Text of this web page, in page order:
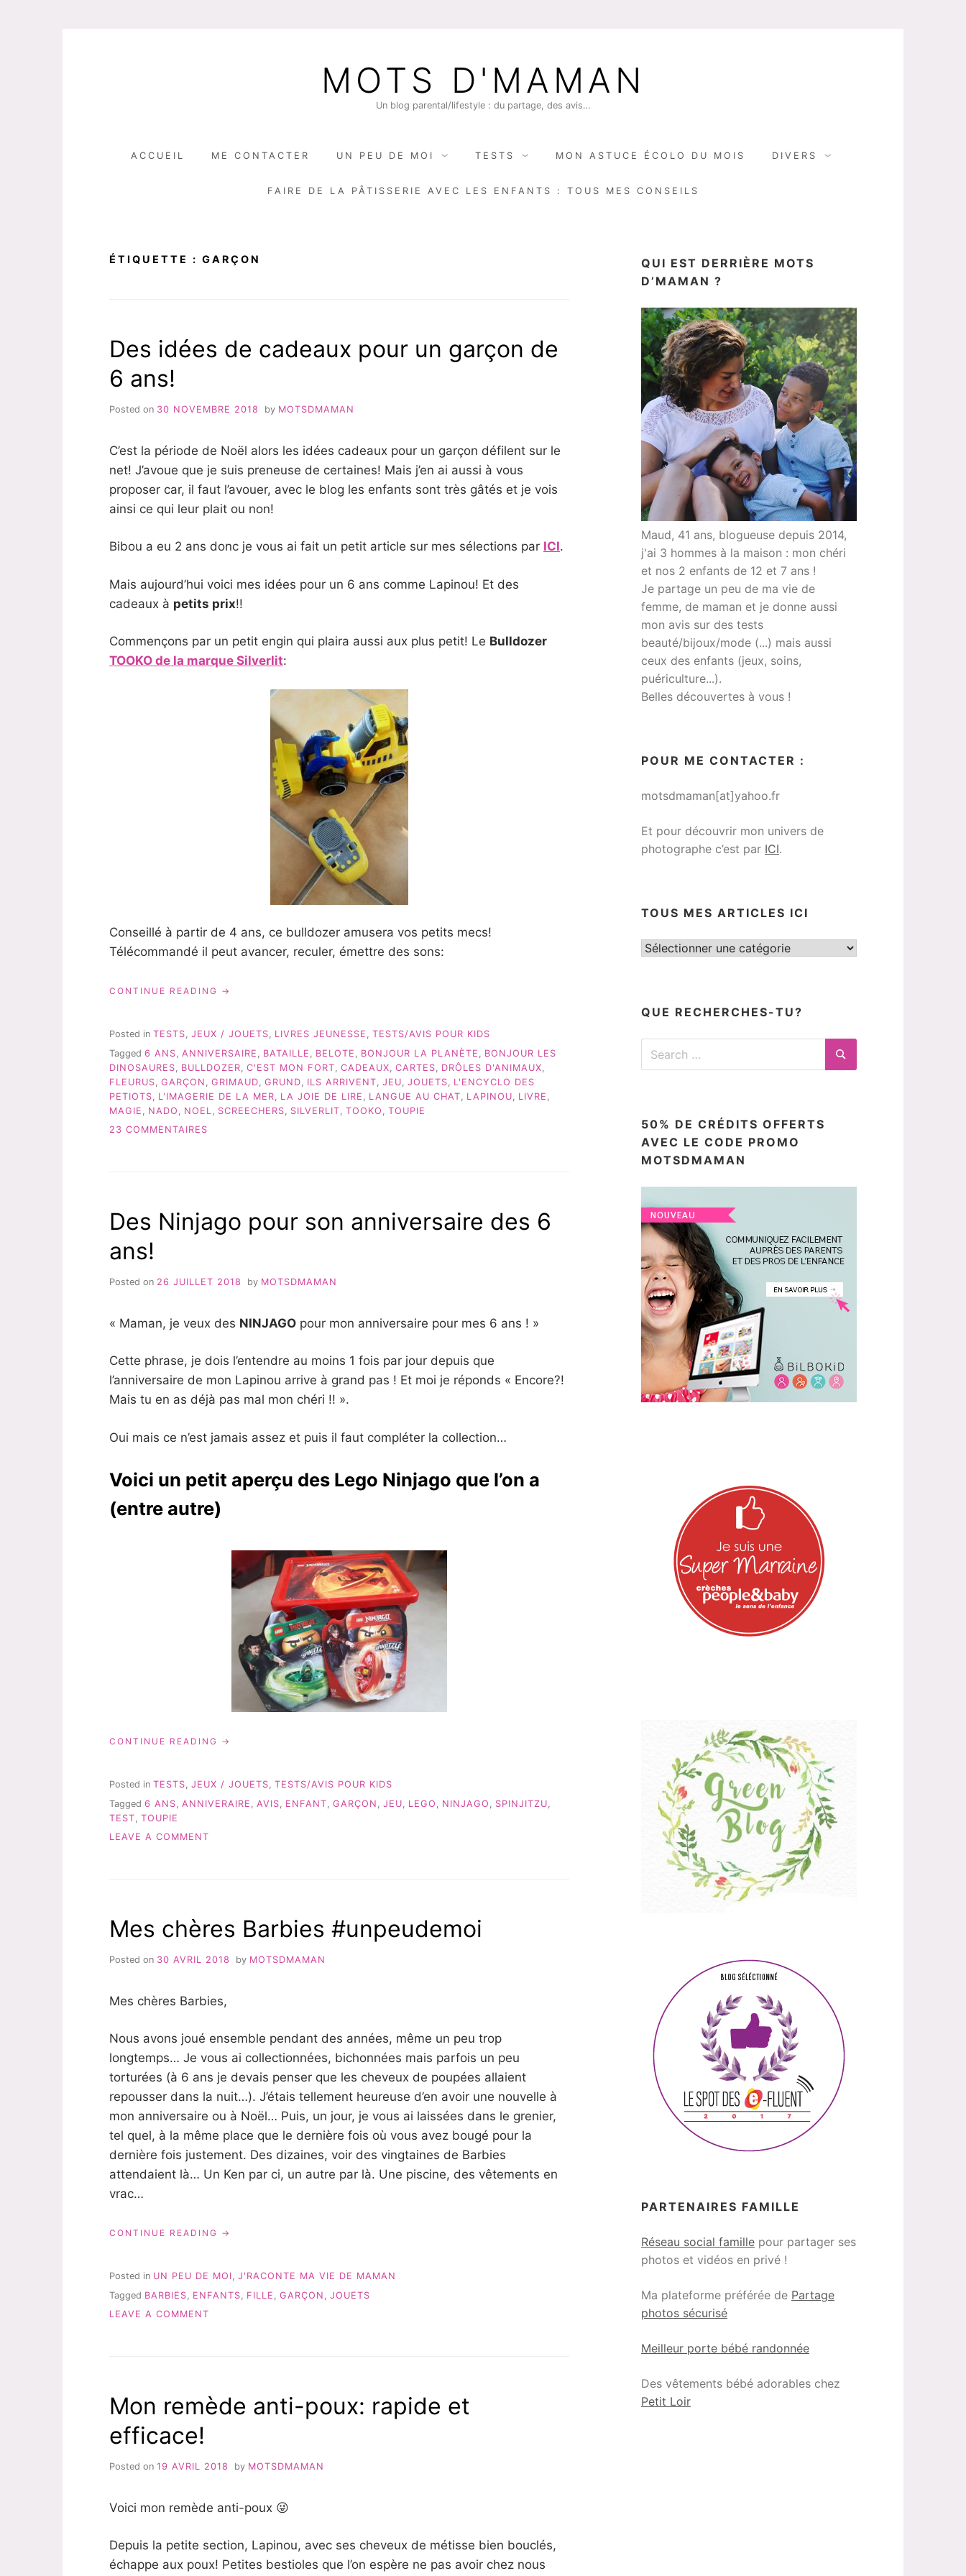
MOTS D'MAMAN
Un blog parental/lifestyle : du partage, des avis…
ACCUEIL ME CONTACTER UN PEU DE MOI TESTS MON ASTUCE ÉCOLO DU MOIS DIVERS
FAIRE DE LA PÂTISSERIE AVEC LES ENFANTS : TOUS MES CONSEILS
ÉTIQUETTE : GARÇON
Des idées de cadeaux pour un garçon de
6 ans!
Posted on 30 NOVEMBRE 2018 by MOTSDMAMAN
C’est la période de Noël alors les idées cadeaux pour un garçon défilent sur le
net! J’avoue que je suis preneuse de certaines! Mais j’en ai aussi à vous
proposer car, il faut l’avouer, avec le blog les enfants sont très gâtés et je vois
ainsi ce qui leur plait ou non!
Bibou a eu 2 ans donc je vous ai fait un petit article sur mes sélections par ICI.
Mais aujourd’hui voici mes idées pour un 6 ans comme Lapinou! Et des
cadeaux à petits prix!!
Commençons par un petit engin qui plaira aussi aux plus petit! Le Bulldozer
TOOKO de la marque Silverlit:
Conseillé à partir de 4 ans, ce bulldozer amusera vos petits mecs!
Télécommandé il peut avancer, reculer, émettre des sons:
CONTINUE READING « DES
CADEAUX
UN
GARÇON
DE
6
ANS! »
Posted in TESTS, JEUX / JOUETS, LIVRES JEUNESSE , TESTS/AVIS POUR KIDS
Tagged 6 ANS ANNIVERSAIRE BATAILLE BELOTE BONJOUR LA PLANÈTE
BONJOUR LES
DINOSAURES
BULLDOZER C'EST MON FORT CADEAUX CARTES DRÔLES D'ANIMAUX
FLEURUS GARÇON GRIMAUD GRUND ILS ARRIVENT JEU JOUETS
L'ENCYCLO DES
PETIOTS
L'IMAGERIE DE LA MER LA JOIE DE LIRE LANGUE AU CHAT LAPINOU LIVRE
MAGIE
NADO NOEL SCREECHERS SILVERLIT TOOKO
TOUPIE
23 COMMENTAIRES
UN
GARÇON
Des Ninjago pour son anniversaire des 6
ans!
Posted on 26 JUILLET 2018 by MOTSDMAMAN
« Maman, je veux des NINJAGO pour mon anniversaire pour mes 6 ans ! »
Cette phrase, je dois l’entendre au moins 1 fois par jour depuis que
l’anniversaire de mon Lapinou arrive à grand pas ! Et moi je réponds « Encore?!
Mais tu en as déjà pas mal mon chéri !! ».
Oui mais ce n’est jamais assez et puis il faut compléter la collection…
Voici un petit aperçu des Lego Ninjago que l’on a
(entre autre)
CONTINUE READING « DES
SON
DES
Posted in TESTS, JEUX / JOUETS, TESTS/AVIS POUR KIDS
Tagged 6 ANS ANNIVERAIRE AVIS ENFANT GARÇON JEU LEGO NINJAGO SPINJITZU
TEST TOUPIE
LEAVE A COMMENT
DES
6
Mes chères Barbies #unpeudemoi
Posted on 30 AVRIL 2018 by MOTSDMAMAN
Mes chères Barbies,
Nous avons joué ensemble pendant des années, même un peu trop
longtemps… Je vous ai collectionnées, bichonnées mais parfois un peu
torturées (à 6 ans je devais penser que les cheveux de poupées allaient
repousser dans la nuit…). J’étais tellement heureuse d’en avoir une nouvelle à
mon anniversaire ou à Noël… Puis, un jour, je vous ai laissées dans le grenier,
tel quel, à la même place que le dernière fois où vous avez bougé pour la
dernière fois justement. Des dizaines, voir des vingtaines de Barbies
attendaient là… Un Ken par ci, un autre par là. Une piscine, des vêtements en
vrac…
CONTINUE READING « MES
#UNPEUDEMOI »
Posted in UN PEU DE MOI, J'RACONTE MA VIE DE MAMAN
Tagged BARBIES ENFANTS FILLE GARÇON
JOUETS
LEAVE A COMMENT
Mon remède anti-poux: rapide et
efficace!
Posted on 19 AVRIL 2018 by MOTSDMAMAN
Voici mon remède anti-poux 😜
Depuis la petite section, Lapinou, avec ses cheveux de métisse bien bouclés,
échappe aux poux! Petites bestioles que l’on espère ne pas avoir chez nous
QUI EST DERRIÈRE MOTS
D’MAMAN ?
Maud, 41 ans, blogueuse depuis 2014,
j'ai 3 hommes à la maison : mon chéri
et nos 2 enfants de 12 et 7 ans !
Je partage un peu de ma vie de
femme, de maman et je donne aussi
mon avis sur des tests
beauté/bijoux/mode (...) mais aussi
ceux des enfants (jeux, soins,
puériculture...).
Belles découvertes à vous !
POUR ME CONTACTER :
motsdmaman[at]yahoo.fr
Et pour découvrir mon univers de
photographe c’est par ICI.
TOUS MES ARTICLES ICI
Tous
QUE RECHERCHES-TU?
Search
Search
50% DE CRÉDITS OFFERTS
AVEC LE CODE PROMO
MOTSDMAMAN
PARTENAIRES FAMILLE
Réseau social famille pour partager ses
photos et vidéos en privé !
Ma plateforme préférée de Partage
photos sécurisé
Meilleur porte bébé randonnée
Des vêtements bébé adorables chez
Petit Loir